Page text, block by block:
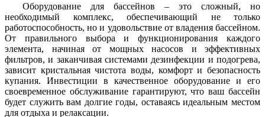
Оборудование для бассейнов – это сложный, но
необходимый комплекс, обеспечивающий не только
работоспособность, но и удовольствие от владения бассейном.
От правильного выбора и функционирования каждого
элемента, начиная от мощных насосов и эффективных
фильтров, и заканчивая системами дезинфекции и подогрева,
зависит кристальная чистота воды, комфорт и безопасность
купания. Инвестиции в качественное оборудование и его
своевременное обслуживание гарантируют, что ваш бассейн
будет служить вам долгие годы, оставаясь идеальным местом
для отдыха и релаксации.